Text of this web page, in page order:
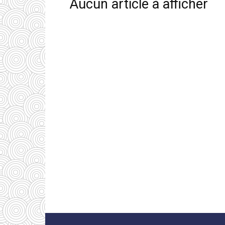
Aucun article à afficher